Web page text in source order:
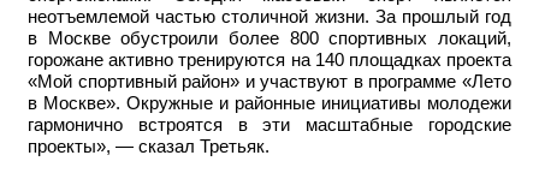
неотъемлемой частью столичной жизни. За прошлый год
в Москве обустроили более 800 спортивных локаций,
горожане активно тренируются на 140 площадках проекта
«Мой спортивный район» и участвуют в программе «Лето
в Москве». Окружные и районные инициативы молодежи
гармонично встроятся в эти масштабные городские
проекты», — сказал Третьяк.